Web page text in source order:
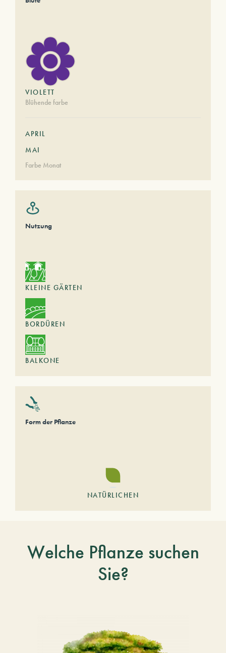
VIOLETT
Blühende farbe
APRIL
MAI
Farbe Monat
Nutzung
KLEINE GÄRTEN
BORDÜREN
BALKONE
Form der Pflanze
NATÜRLICHEN
Welche Pflanze suchen
Sie?